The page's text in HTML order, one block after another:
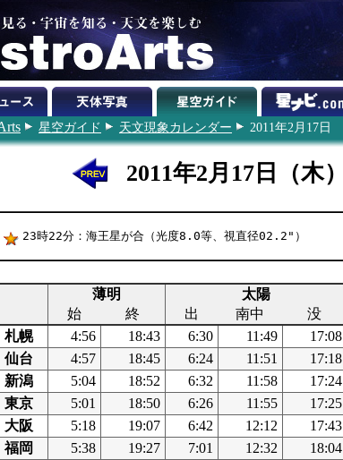
星空ガイド 天文現象カレンダー 2011年2月17日
2011年2月17日（木）
23時22分：海王星が合（光度8.0等、視直径02.2"）
薄明 太陽
始
終 出 南中 没
札幌
4:56 18:43 6:30 11:49 17:08
仙台
4:57 18:45 6:24 11:51 17:18
新潟
5:04 18:52 6:32 11:58 17:24
東京
5:01 18:50 6:26 11:55 17:25
大阪
5:18 19:07 6:42 12:12 17:43
福岡
5:38 19:27 7:01 12:32 18:04